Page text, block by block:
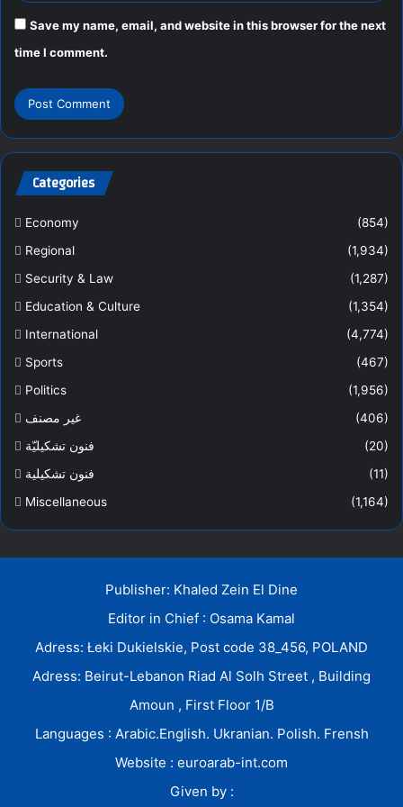
Save my name, email, and website in this browser for the next
time I comment.
Categories
Economy
(854)
Regional
(1,934)
Security & Law
(1,287)
Education & Culture
(1,354)
International
(4,774)
Sports
(467)
Politics
(1,956)
غير مصنف
(406)
فنون تشكيليّة
(20)
فنون تشكيلية
(11)
Miscellaneous
(1,164)
Publisher: Khaled Zein El Dine
Editor in Chief : Osama Kamal
Adress: Łeki Dukielskie, Post code 38_456, POLAND
Adress: Beirut-Lebanon Riad Al Solh Street , Building
Amoun , First Floor 1/B
Languages : Arabic.English. Ukranian. Polish. Frensh
Website : euroarab-int.com
Given by :